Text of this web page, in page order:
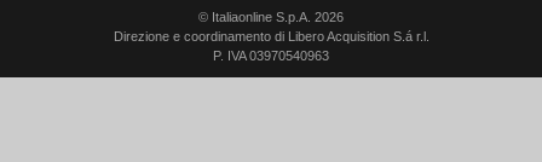
© Italiaonline S.p.A. 2026
Direzione e coordinamento di Libero Acquisition S.á r.l.
P. IVA 03970540963